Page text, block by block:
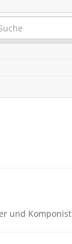
und Komponist